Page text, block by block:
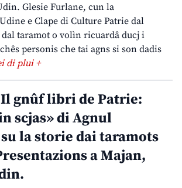
Glesie Furlane, cun la
e Clape di Culture Patrie dal
dal taramot o volìn ricuardâ ducj i
personis che tai agns si son dadis
di plui +
Il gnûf libri de Patrie:
scjas» di Agnul
la storie dai taramots
a Majan,